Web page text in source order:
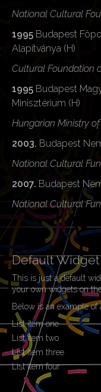
National Cultural
1995 Budapest
Alapítványa (H)
Cultural Foundation
1995 Budapest
Minisztérium (H)
Hungarian Ministry
2003. Budapest
National Cultural
2007. Budapest
National Cultural
Default Widget
This is just a default
your own widgets on
Below is an example of
List item one
List item two
List item three
List item four